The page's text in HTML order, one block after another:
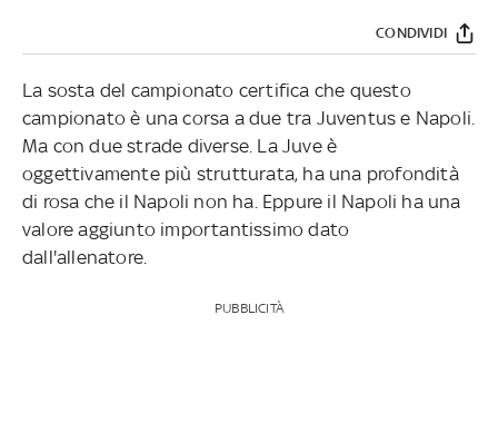
CONDIVIDI
La sosta del campionato certifica che questo
campionato è una corsa a due tra Juventus e Napoli.
Ma con due strade diverse. La Juve è
oggettivamente più strutturata, ha una profondità
di rosa che il Napoli non ha. Eppure il Napoli ha una
valore aggiunto importantissimo dato
dall'allenatore.
PUBBLICITÀ